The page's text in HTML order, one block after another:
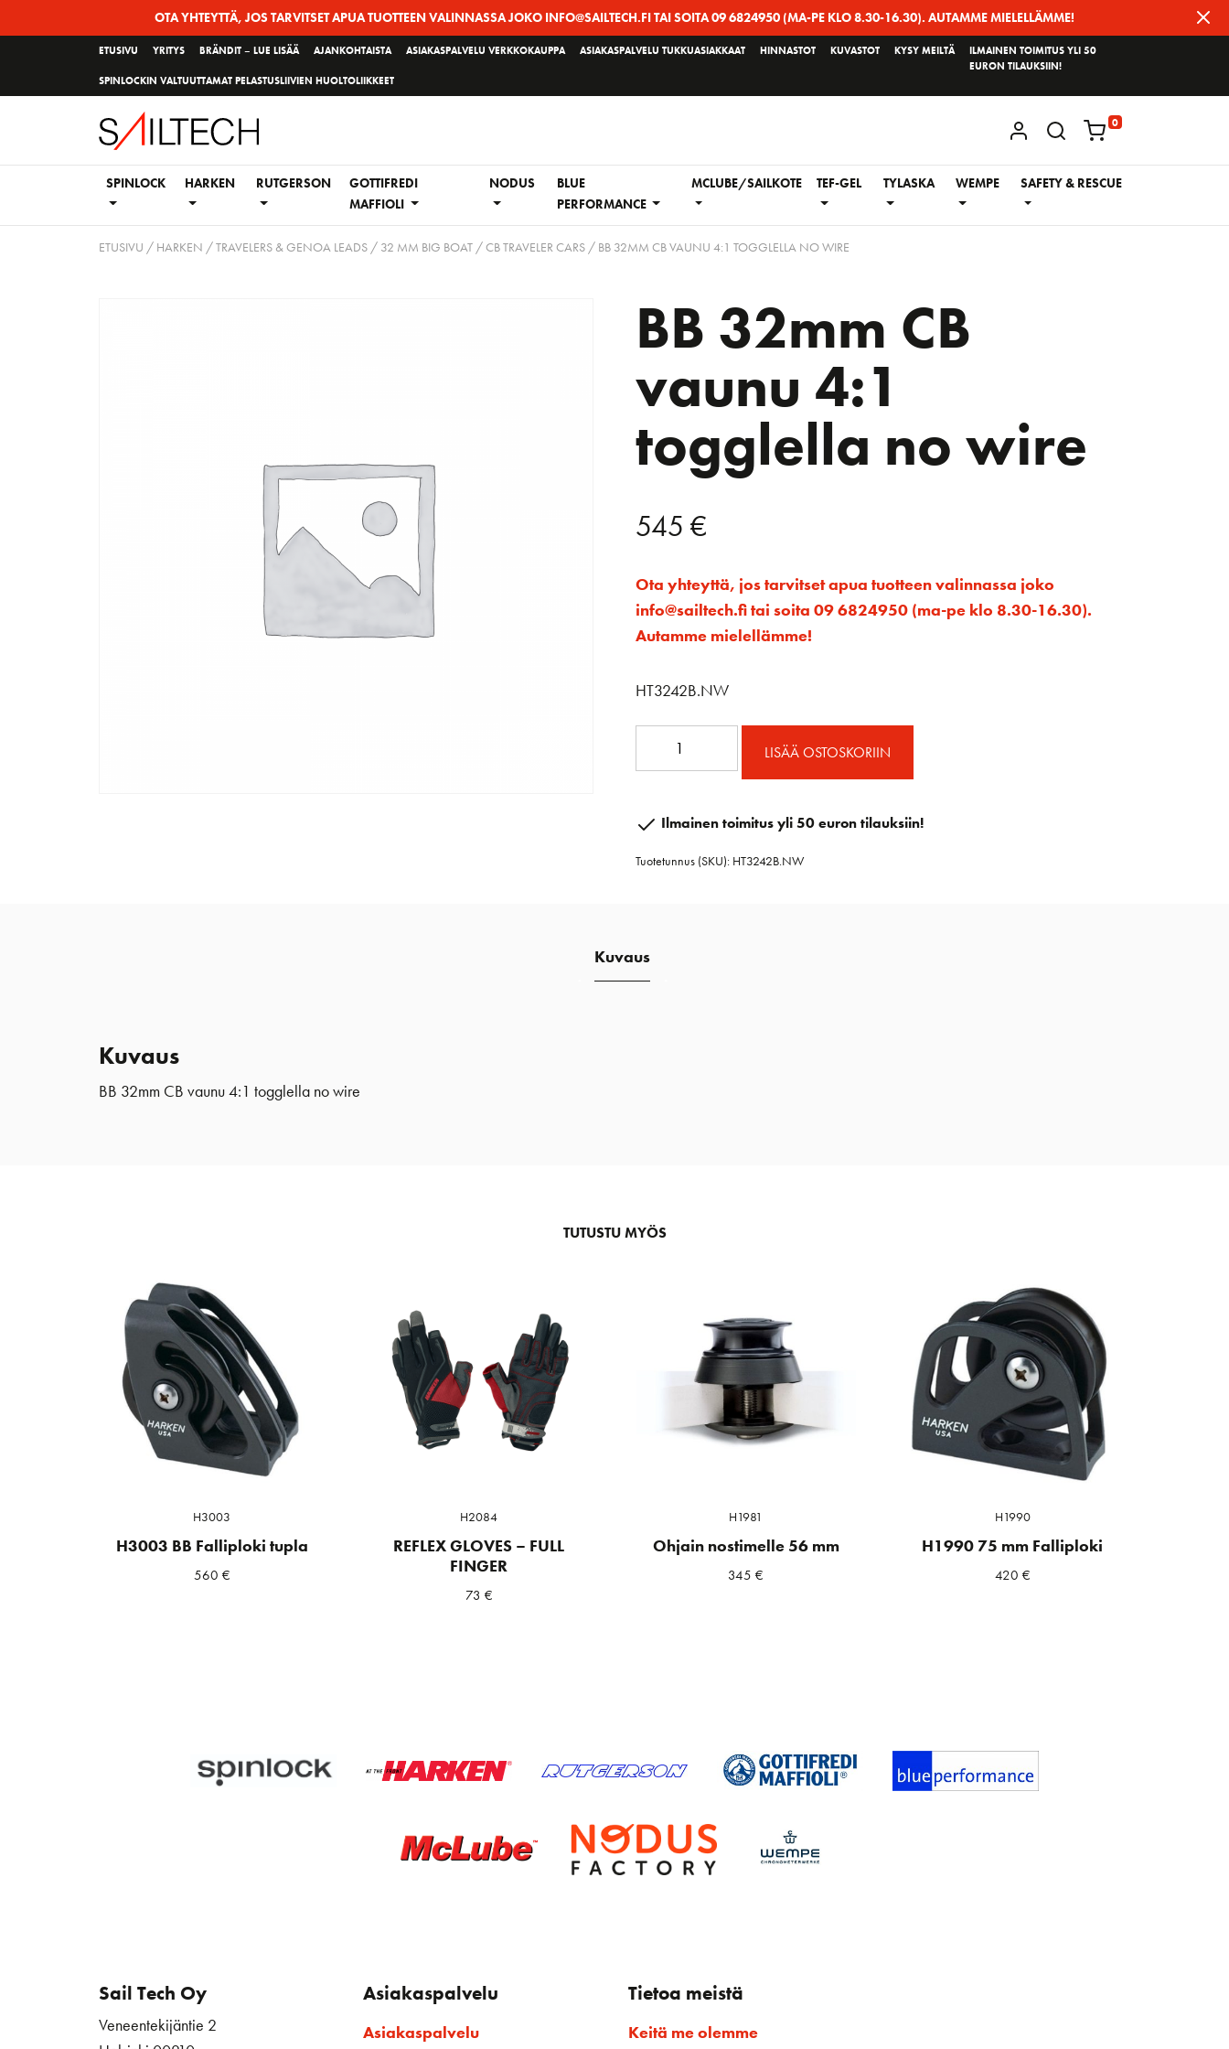
OTA YHTEYTTÄ, JOS TARVITSET APUA TUOTTEEN VALINNASSA JOKO INFO@SAILTECH.FI TAI SOITA 09 6824950 (MA-PE KLO 8.30-16.30). AUTAMME MIELELLÄMME!
ETUSIVU YRITYS BRÄNDIT – LUE LISÄÄ AJANKOHTAISTA ASIAKASPALVELU VERKKOKAUPPA ASIAKASPALVELU TUKKUASIAKKAAT HINNASTOT KUVASTOT KYSY MEILTÄ
SPINLOCKIN VALTUUTTAMAT PELASTUSLIIVIEN HUOLTOLIIKKEET
ILMAINEN TOIMITUS YLI 50
EURON TILAUKSIIN!
KIRJAUDU / REKISTERÖIDY
0
SPINLOCK HARKEN RUTGERSON
GOTTIFREDI
MAFFIOLI
NODUS
BLUE
PERFORMANCE
MCLUBE/SAILKOTE TEF-GEL TYLASKA WEMPE SAFETY & RESCUE
ETUSIVU / HARKEN /TRAVELERS & GENOA LEADS/ 32 MM BIG BOAT/CB TRAVELER CARS/ BB 32MM CB VAUNU 4:1 TOGGLELLA NO WIRE
BB 32mm CB
vaunu 4:1
togglella no wire
545 €
Ota yhteyttä, jos tarvitset apua tuotteen valinnassa joko
info@sailtech.fi tai soita 09 6824950 (ma-pe klo 8.30-16.30).
Autamme mielellämme!
HT3242B.NW
vaunu
togglella
LISÄÄ OSTOSKORIIN
Ilmainen toimitus yli 50 euron tilauksiin!
Tuotetunnus (SKU): HT3242B.NW
Kuvaus
Kuvaus
BB 32mm CB vaunu 4:1 togglella no wire
TUTUSTU MYÖS
H3003
H3003 BB Falliploki tupla
560 €
H2084
REFLEX GLOVES – FULL
FINGER
73 €
H1981
Ohjain nostimelle 56 mm
345€
H1990
H1990 75 mm Falliploki
420 €
Sail Tech Oy
Veneentekijäntie 2
Asiakaspalvelu
Asiakaspalvelu
Tietoa meistä
Keitä me olemme